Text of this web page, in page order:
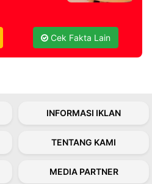
Cek Fakta Lain
INFORMASI IKLAN
TENTANG KAMI
MEDIA PARTNER